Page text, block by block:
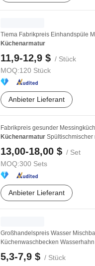
Tiema Fabrikpreis Einhandspüle
Küchenarmatur
11,9-12,9 $ / Stück
MOQ:120 Stück
Anbieter Lieferant
Fabrikpreis gesunder
Küchenarmatur Spültischmischer
13,00-18,00 $ / Set
MOQ:300 Sets
Anbieter Lieferant
Großhandelspreis Wasser
Küchenwaschbecken Wasserhahn
5,3-7,9 $ / Stück